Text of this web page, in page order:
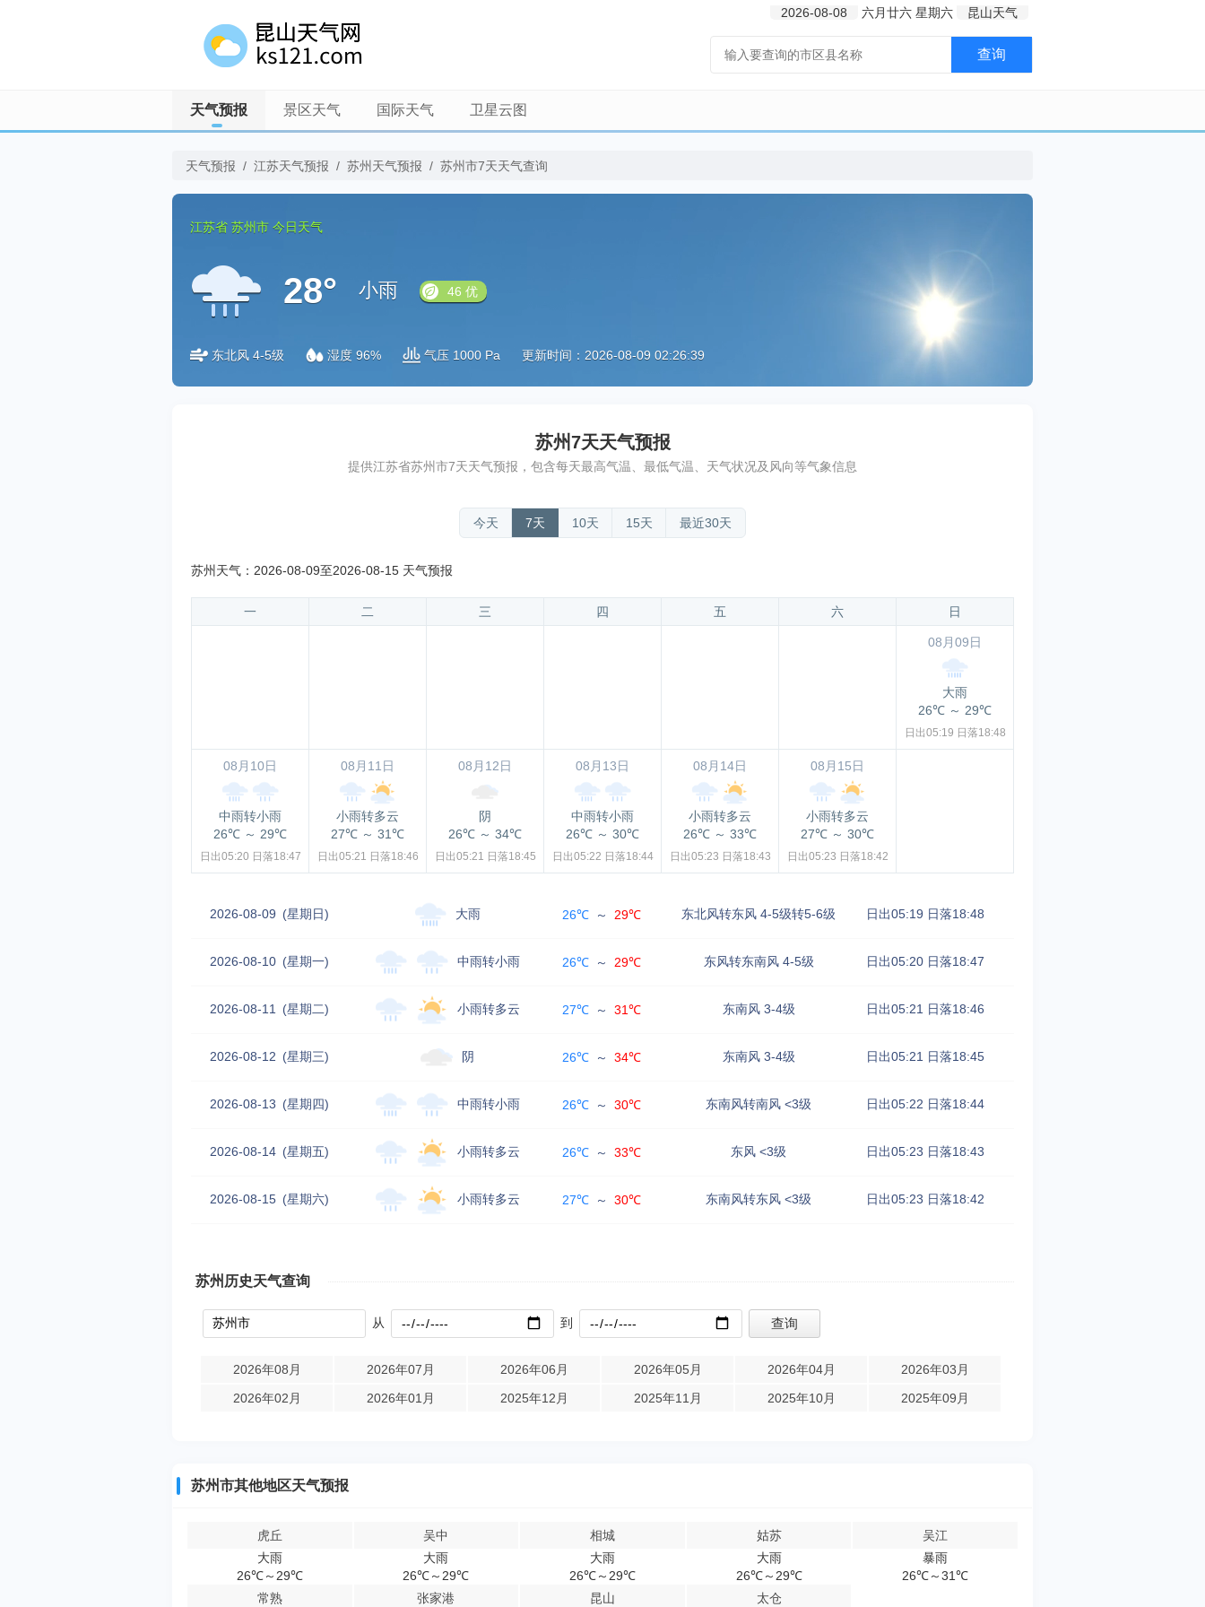
2026-08-08 六月廿六 星期六 昆山天气
查询
天气预报 景区天气 国际天气 卫星云图
天气预报 / 江苏天气预报 / 苏州天气预报 / 苏州市7天天气查询
江苏省 苏州市 今日天气
28° 小雨 46 优
东北风 4-5级 湿度 96% 气压 1000 Pa 更新时间：2026-08-09 02:26:39
苏州7天天气预报
提供江苏省苏州市7天天气预报，包含每天最高气温、最低气温、天气状况及风向等气象信息
今天 7天 10天 15天 最近30天
苏州天气：2026-08-09至2026-08-15 天气预报
一 二 三 四 五 六 日
08月09日
大雨
26℃ ～ 29℃
日出05:19 日落18:48
08月10日
中雨转小雨
26℃ ～ 29℃
日出05:20 日落18:47
08月11日
小雨转多云
27℃ ～ 31℃
日出05:21 日落18:46
08月12日
阴
26℃ ～ 34℃
日出05:21 日落18:45
08月13日
中雨转小雨
26℃ ～ 30℃
日出05:22 日落18:44
08月14日
小雨转多云
26℃ ～ 33℃
日出05:23 日落18:43
08月15日
小雨转多云
27℃ ～ 30℃
日出05:23 日落18:42
2026-08-09 (星期日) 大雨 26℃ ～ 29℃ 东北风转东风 4-5级转5-6级 日出05:19 日落18:48
2026-08-10 (星期一) 中雨转小雨 26℃ ～ 29℃ 东风转东南风 4-5级 日出05:20 日落18:47
2026-08-11 (星期二) 小雨转多云 27℃ ～ 31℃ 东南风 3-4级 日出05:21 日落18:46
2026-08-12 (星期三) 阴 26℃ ～ 34℃ 东南风 3-4级 日出05:21 日落18:45
2026-08-13 (星期四) 中雨转小雨 26℃ ～ 30℃ 东南风转南风 <3级 日出05:22 日落18:44
2026-08-14 (星期五) 小雨转多云 26℃ ～ 33℃ 东风 <3级 日出05:23 日落18:43
2026-08-15 (星期六) 小雨转多云 27℃ ～ 30℃ 东南风转东风 <3级 日出05:23 日落18:42
苏州历史天气查询
从 到
2026年08月 2026年07月 2026年06月 2026年05月 2026年04月
2026年03月
2026年02月
2026年01月 2025年12月 2025年11月 2025年10月 2025年09月
苏州市其他地区天气预报
虎丘
大雨
26℃～29℃
吴中
大雨
26℃～29℃
相城
大雨
26℃～29℃
姑苏
大雨
26℃～29℃
吴江
暴雨
26℃～31℃
常熟
张家港 昆山 太仓